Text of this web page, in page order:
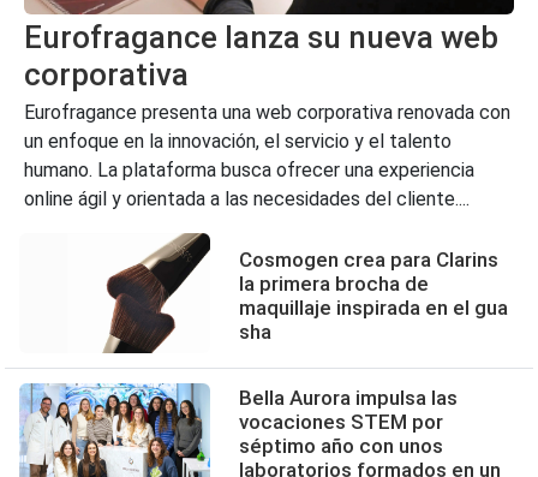
Eurofragance lanza su nueva web
corporativa
Eurofragance presenta una web corporativa renovada con
un enfoque en la innovación, el servicio y el talento
humano. La plataforma busca ofrecer una experiencia
online ágil y orientada a las necesidades del cliente....
Cosmogen crea para Clarins
la primera brocha de
maquillaje inspirada en el gua
sha
Bella Aurora impulsa las
vocaciones STEM por
séptimo año con unos
laboratorios formados en un